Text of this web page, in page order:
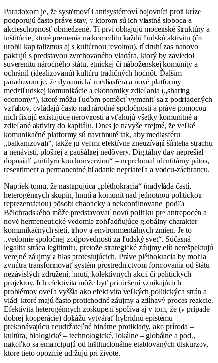
Paradoxom je, že systémoví i antisystémoví bojovníci proti kríze
podporujú často práve stav, v ktorom sú ich vlastná sloboda a
akcieschopnosť obmedzené. Tí prví obhajujú mocenské štruktúry a
inštitúcie, ktoré premenia na komoditu každú ľudskú aktivitu (čo
urobil kapitalizmus aj s kultúrnou revoltou), tí druhí zas nanovo
paktujú s predstavou zvrchovaného vladára, ktorý by zaviedol
suverenitu národného štátu, etnickej či náboženskej komunity a
ochránil (idealizovanú) kultúru tradičných hodnôt. Ďalším
paradoxom je, že dynamická mediasféra a nové platformy
medziľudskej komunikácie a ekonomiky zdieľania („sharing
economy“), ktoré môžu ľuďom pomôcť vymaniť sa z podriadených
vzťahov, ovládajú často nadnárodné spoločnosti a práve pomocou
nich fixujú existujúce nerovnosti a vťahujú všetky komunitné a
zdieľané aktivity do kapitálu. Dnes je navyše zrejmé, že veľké
komunikačné platformy sú navrhnuté tak, aby mediasféru
„balkanizovali“, takže ju veľmi efektívne zneužívajú šíritelia strachu
a nenávisti, plošnej a paušálnej nedôvery. Digitálny dav neprešiel
doposiaľ „antilyrickou konverziou“ – neprekonal identitárny pátos,
resentiment a permanentné hľadanie nepriateľa a vodcu-záchrancu.
Napriek tomu, že nastupujúca „pléthokracia“ (nadvláda častí,
heterogénnych skupín, hnutí a komunít nad jednotnou politickou
reprezentáciou) pôsobí chaoticky a nekoordinovane, podľa
Bělohradského môže predstavovať novú politiku pre antropocén a
nové hermeneutické vedomie zohľadňujúce globálny charakter
komunikačných sietí, trhov a environmentálnych zmien. Je to
„vedomie spoločnej zodpovednosti za ľudský svet“. Súčasná
legalita stráca legitimitu, pretože strategické záujmy elít nerešpektujú
verejné záujmy a hlas protestujúcich. Práve pléthokracia by mohla
zvnútra transformovať systém prostredníctvom formovania od štátu
nezávislých združení, hnutí, kolektívnych akcií či politických
projektov. Ich efektivita môže byť pri riešení vznikajúcich
problémov oveľa vyššia ako efektivita veľkých politických strán a
vlád, ktoré majú často protichodné záujmy a zdĺhavý proces reakcie.
Efektivita heterogénnych zoskupení spočíva aj v tom, že (v prípade
dobrej kooperácie) dokážu vytvárať hybridnú epistému
prekonávajúcu neudržateľné binárne protiklady, ako príroda –
kultúra, biologické – technologické, lokálne – globálne a pod.,
nakoľko sa emancipujú od inštitucionálne etablovaných diskurzov,
ktoré tieto opozície udržujú pri živote.